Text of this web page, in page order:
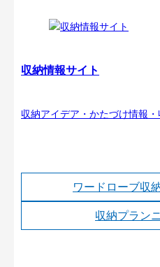
収納情報サイト
収納アイデア・かたづけ情報・
ワードローブ収
収納プラン